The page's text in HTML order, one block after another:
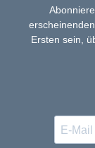
Ersten sein,